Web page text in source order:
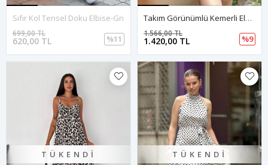
Sıfır Kol Tensel Doku Elbise-Gri
620,00 TL
699,00 TL
%11
Takım Görünümlü Kemerli Elbise-Krem
1.420,00 TL
1.566,00 TL
%9
TÜKENDI TÜKENDI